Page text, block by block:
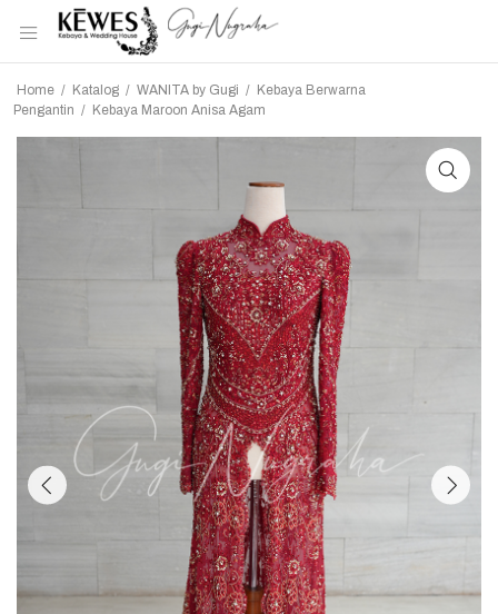
Home / Katalog / WANITA by Gugi / Kebaya Berwarna
Pengantin / Kebaya Maroon Anisa Agam